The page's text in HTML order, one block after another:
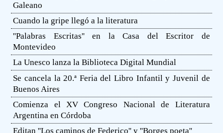
Galeano
Cuando la gripe llegó a la literatura
''Palabras Escritas'' en la Casa del Escritor de
Montevideo
La Unesco lanza la Biblioteca Digital Mundial
Se cancela la 20.ª Feria del Libro Infantil y Juvenil de
Buenos Aires
Comienza el XV Congreso Nacional de Literatura
Argentina en Córdoba
Editan ''Los caminos de Federico'' y ''Borges poeta''